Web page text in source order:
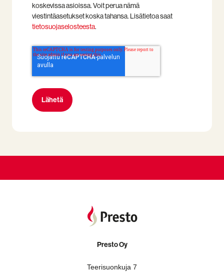
koskevissa asioissa. Voit perua nämä
viestintäasetukset koska tahansa. Lisätietoa saat
tietosuojaselosteesta.
Presto Oy
Teerisuonkuja 7